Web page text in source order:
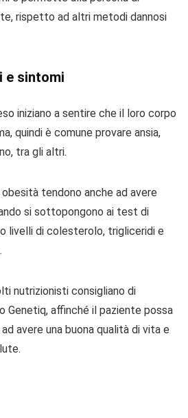
rispetto ad altri metodi dannosi
e sintomi
iniziano a sentire che il loro corpo
quindi è comune provare ansia,
tra gli altri.
tendono anche ad avere
si sottopongono ai test di
livelli di colesterolo, trigliceridi e
nutrizionisti consigliano di
Genetiq, affinché il paziente possa
avere una buona qualità di vita e